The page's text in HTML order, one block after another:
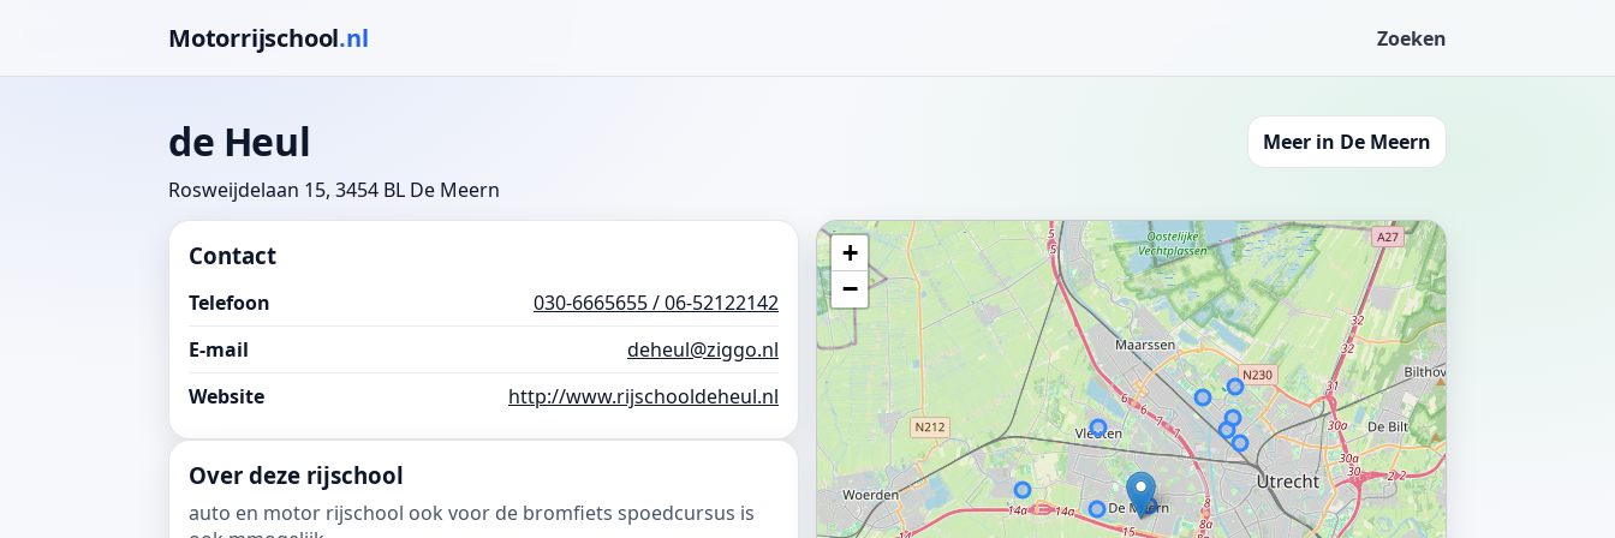
Motorrijschool.nl Zoeken
de Heul
Rosweijdelaan 15, 3454 BL De Meern
Meer in De Meern
Contact
Telefoon
030-6665655 / 06-52122142
E-mail
deheul@ziggo.nl
Website
http://www.rijschooldeheul.nl
Over deze rijschool
auto en motor rijschool ook voor de bromfiets spoedcursus is
+
−